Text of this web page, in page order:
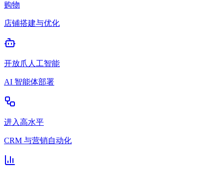
购物
店铺搭建与优化
开放爪人工智能
AI 智能体部署
进入高水平
CRM 与营销自动化